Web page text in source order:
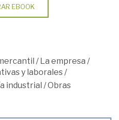
EBOOK
/La empresa /
y laborales/
industrial /Obras